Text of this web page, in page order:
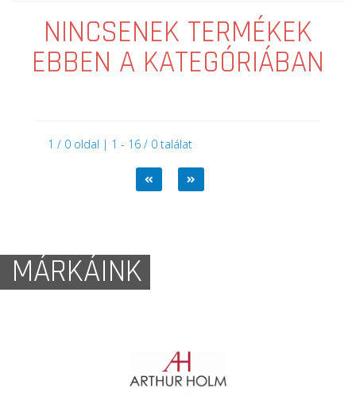
NINCSENEK TERMÉKEK
EBBEN A KATEGÓRIÁBAN
1 / 0 oldal | 1 - 16 / 0 találat
MÁRKÁINK